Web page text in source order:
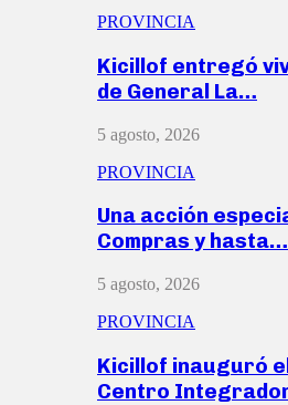
PROVINCIA
Kicillof entregó
de General La…
5 agosto, 2026
PROVINCIA
Una acción
Compras y hasta…
5 agosto, 2026
PROVINCIA
Kicillof inauguró
Centro